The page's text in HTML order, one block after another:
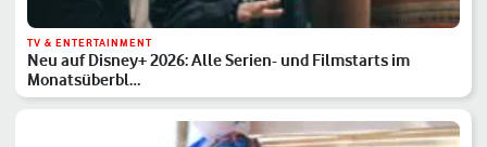
TV & ENTERTAINMENT
Neu auf Disney+ 2026: Alle Serien- und Filmstarts im
Monatsüberbl…